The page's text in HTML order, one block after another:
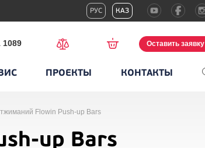
РУС КАЗ
1089 Оставить заявку
ПРОЕКТЫ КОНТАКТЫ
Flowin Push-up Bars
up Bars